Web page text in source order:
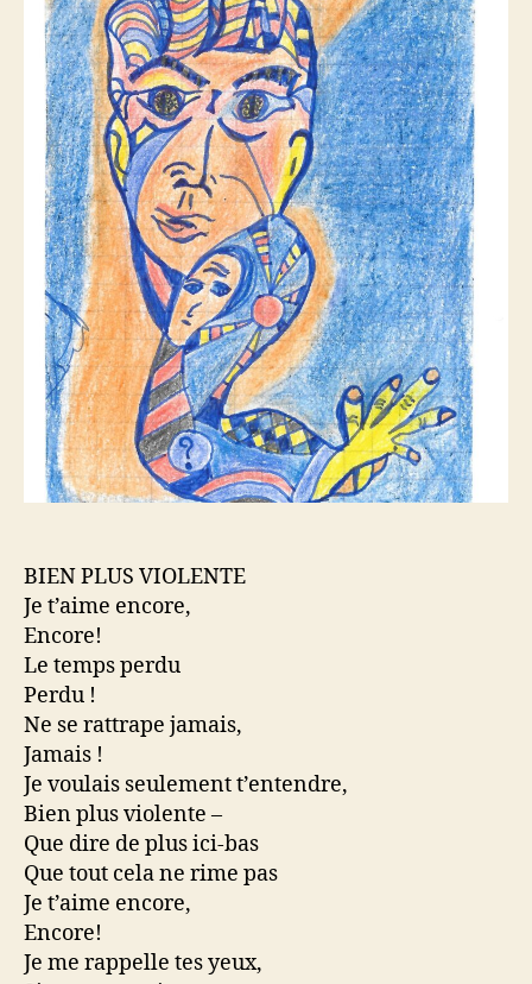
BIEN PLUS VIOLENTE
Je t’aime encore,
Encore!
Le temps perdu
Perdu !
Ne se rattrape jamais,
Jamais !
Je voulais seulement t’entendre,
Bien plus violente –
Que dire de plus ici-bas
Que tout cela ne rime pas
Je t’aime encore,
Encore!
Je me rappelle tes yeux,